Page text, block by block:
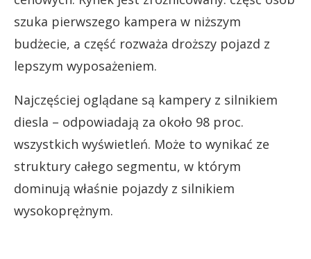
szuka pierwszego kampera w niższym
budżecie, a część rozważa droższy pojazd z
lepszym wyposażeniem.
Najczęściej oglądane są kampery z silnikiem
diesla – odpowiadają za około 98 proc.
wszystkich wyświetleń. Może to wynikać ze
struktury całego segmentu, w którym
dominują właśnie pojazdy z silnikiem
wysokoprężnym.